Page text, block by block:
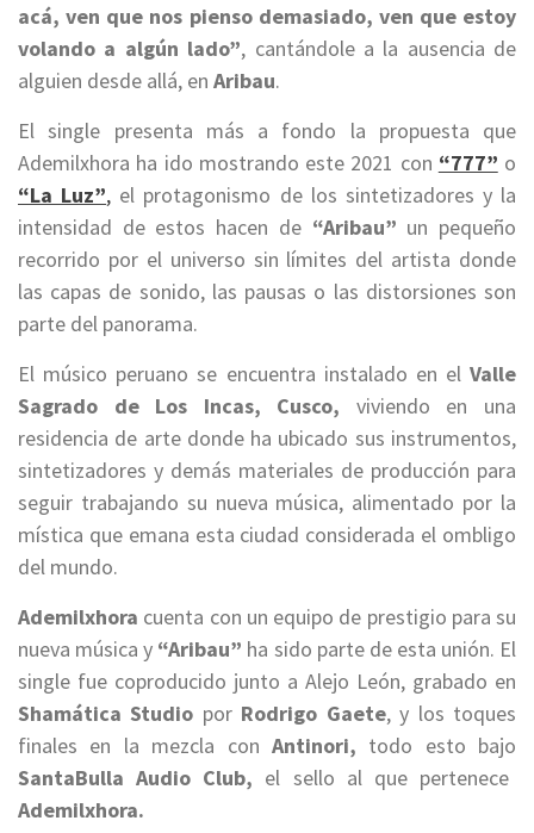
acá, ven que nos pienso demasiado, ven que estoy
volando a algún lado”, cantándole a la ausencia de
alguien desde allá, en Aribau.
El single presenta más a fondo la propuesta que
Ademilxhora ha ido mostrando este 2021 con “777” o
“La Luz”, el protagonismo de los sintetizadores y la
intensidad de estos hacen de “Aribau” un pequeño
recorrido por el universo sin límites del artista donde
las capas de sonido, las pausas o las distorsiones son
parte del panorama.
El músico peruano se encuentra instalado en el Valle
Sagrado de Los Incas, Cusco, viviendo en una
residencia de arte donde ha ubicado sus instrumentos,
sintetizadores y demás materiales de producción para
seguir trabajando su nueva música, alimentado por la
mística que emana esta ciudad considerada el ombligo
del mundo.
Ademilxhora cuenta con un equipo de prestigio para su
nueva música y “Aribau” ha sido parte de esta unión. El
single fue coproducido junto a Alejo León, grabado en
Shamática Studio por Rodrigo Gaete, y los toques
finales en la mezcla con Antinori, todo esto bajo
SantaBulla Audio Club, el sello al que pertenece
Ademilxhora.